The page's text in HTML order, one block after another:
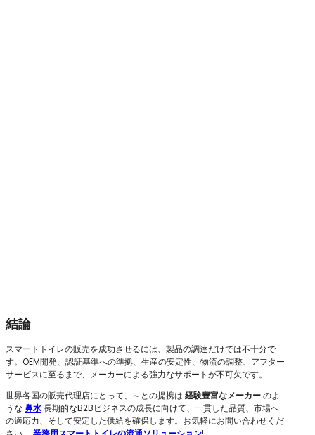
結論
スマートトイレの販売を成功させるには、製品の調達だけでは不十分で
す。OEM開発、認証基準への準拠、生産の安定性、物流の調整、アフター
サービスに至るまで、メーカーによる強力なサポートが不可欠です。.
世界各国の販売代理店にとって、～との提携は 経験豊富なメーカーのよ
うな 鼻水長期的なB2Bビジネスの成長に向けて、一貫した品質、市場へ
の適応力、そして安定した供給を確保します。お気軽にお問い合わせくだ